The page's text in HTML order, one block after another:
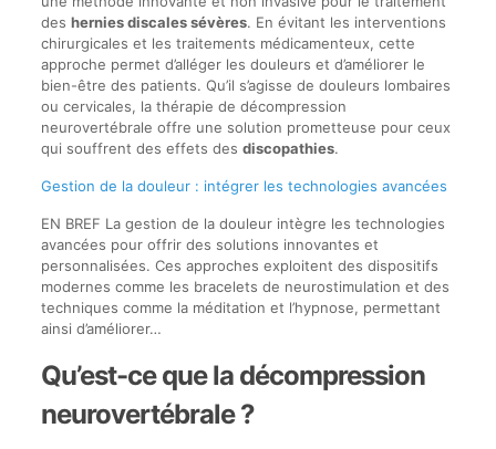
des hernies discales sévères. En évitant les interventions
chirurgicales et les traitements médicamenteux, cette
approche permet d’alléger les douleurs et d’améliorer le
bien-être des patients. Qu’il s’agisse de douleurs lombaires
ou cervicales, la thérapie de décompression
neurovertébrale offre une solution prometteuse pour ceux
qui souffrent des effets des discopathies.
Gestion de la douleur : intégrer les technologies avancées
EN BREF La gestion de la douleur intègre les technologies
avancées pour offrir des solutions innovantes et
personnalisées. Ces approches exploitent des dispositifs
modernes comme les bracelets de neurostimulation et des
techniques comme la méditation et l’hypnose, permettant
ainsi d’améliorer…
Qu’est-ce que la décompression
neurovertébrale ?